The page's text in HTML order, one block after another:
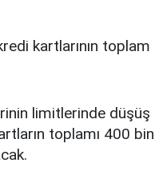
kartlarının toplam
limitlerinde düşüş
toplamı 400 bin